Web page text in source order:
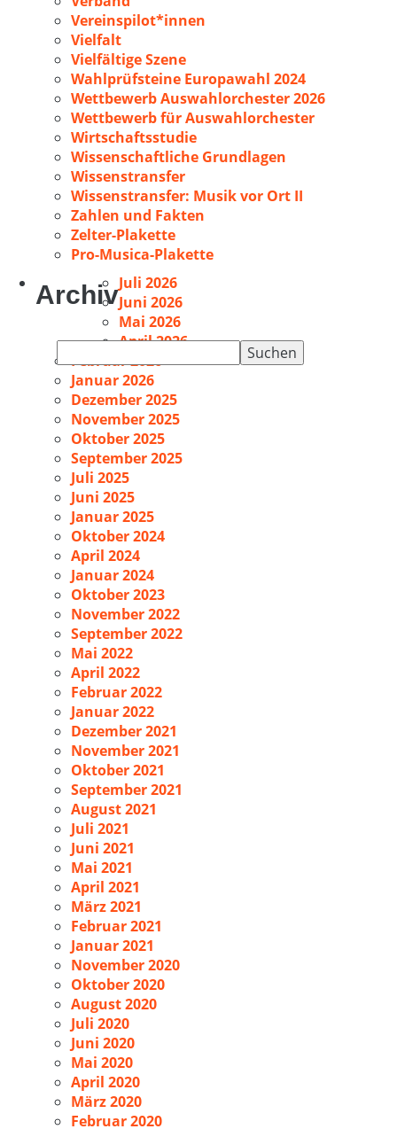
nach:
Vereinspilot*innen
Vielfalt
Vielfältige Szene
Wahlprüfsteine Europawahl 2024
Wettbewerb Auswahlorchester 2026
Wettbewerb für Auswahlorchester
Wirtschaftsstudie
Wissenschaftliche Grundlagen
Wissenstransfer
Wissenstransfer: Musik vor Ort II
Zahlen und Fakten
Zelter-Plakette
Pro-Musica-Plakette
ArchivJuli 2026
Juni 2026
Mai 2026
April 2026
Februar 2026
Januar 2026
Dezember 2025
November 2025
Oktober 2025
September 2025
Juli 2025
Juni 2025
Januar 2025
Oktober 2024
April 2024
Januar 2024
Oktober 2023
November 2022
September 2022
Mai 2022
April 2022
Februar 2022
Januar 2022
Dezember 2021
November 2021
Oktober 2021
September 2021
August 2021
Juli 2021
Juni 2021
Mai 2021
April 2021
März 2021
Februar 2021
Januar 2021
November 2020
Oktober 2020
August 2020
Juli 2020
Juni 2020
Mai 2020
April 2020
März 2020
Februar 2020